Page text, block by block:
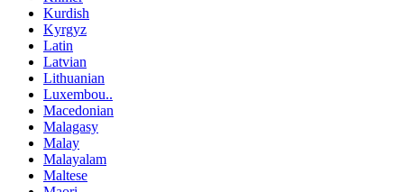
Kurdish
Kyrgyz
Latin
Latvian
Lithuanian
Luxembou..
Macedonian
Malagasy
Malay
Malayalam
Maltese